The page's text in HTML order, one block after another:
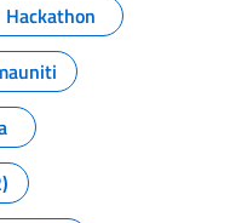
Hackathon